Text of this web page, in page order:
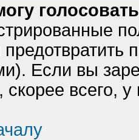
Если вы
скорее всего,